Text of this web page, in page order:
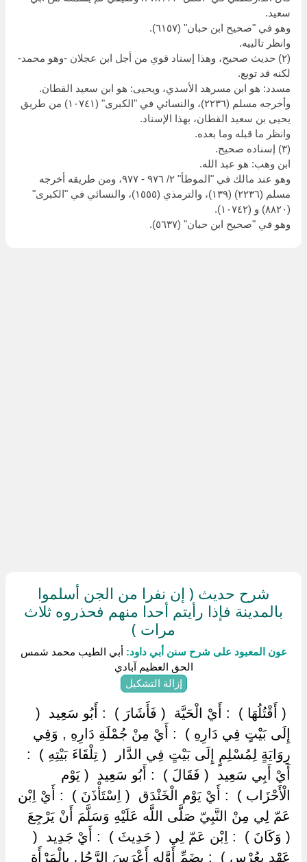
سعيد.
وهو في "صحيح ابن حبان" (٦١٥٧).
وانظر تالييه.
(٢) حديث صحيح، وهذا إسناد قوي من أجل ابن عجلان -وهو محمد-
لكنه قد توبع.
مسدد: هو ابن مسرهد الأسدي، ويحيى: هو ابن سعيد القطان.
وأخرجه مسلم (٢٢٣٦)، والنسائي في "الكبرى" (١٠٧٤١) من طريق
يحيى بن سعيد القطان، بهذا الإسناد.
وانظر ما قبله وما بعده.
(٣) إسناده صحيح.
ابن وهب: هو عبد الله.
وهو عند مالك في "الموطأ" ٢/ ٩٧٦ - ٩٧٧، ومن طريقه أخرجه
مسلم (٢٢٣٦) (١٣٩)، والترمذي (١٥٥٥)، والنسائي في "الكبرى"
(٨٨٢٠) و (١٠٧٤٢).
وهو في "صحيح ابن حبان" (٥٦٣٧).
شرح حديث ( إن نفرا من الجن أسلموا
بالمدينة فإذا رأيتم أحدا منهم فحذروه ثلاث
مرات )
عون المعبود على شرح سنن أبي داود: أبي الطيب محمد شمس
الحق العظيم آبادي
إزالة التشكيل
‏ ‏( أَقْتُلُهَا ) ‏ ‏: أَيْ الْحَيَّة ‏ ‏( فَأَشَارَ ) ‏ ‏: أَبُو سَعِيد ‏ ‏(
إِلَى بَيْتٍ فِي دَارِهِ ) ‏ ‏: أَيْ مِنْ جُمْلَةِ دَارِهِ , وَفِي
رِوَايَةٍ لِمُسْلِمٍ إِلَى بَيْتٍ فِي الدَّار ‏ ‏( تِلْقَاءَ بَيْتِهِ ) ‏ ‏:
أَيْ أَبِي سَعِيد ‏ ‏( فَقَالَ ) ‏ ‏: أَبُو سَعِيد ‏ ‏( يَوْم
الْأَحْزَاب ) ‏ ‏: أَيْ يَوْم الْخَنْدَق ‏ ‏( اِسْتَأْذَنَ ) ‏ ‏: أَيْ اِبْن
عَمّ لِي مِنْ النَّبِيّ صَلَّى اللَّه عَلَيْهِ وَسَلَّمَ أَنْ يَرْجِعَ ‏
‏( وَكَانَ ) ‏ ‏: اِبْن عَمّ لِي ‏ ‏( حَدِيثَ ) ‏ ‏: أَيْ جَدِيد ‏ ‏(
عَهْدٍ بِعُرْسٍ ) ‏ ‏: بِضَمِّ أَوَّله أَعْرَسَ الرَّجُل بِالْمَرْأَةِ